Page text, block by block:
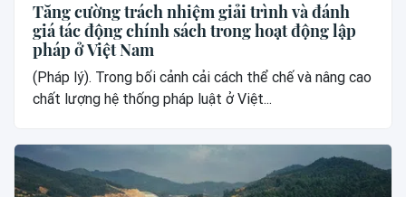
Tăng cường trách nhiệm giải trình và đánh
giá tác động chính sách trong hoạt động lập
pháp ở Việt Nam
(Pháp lý). Trong bối cảnh cải cách thể chế và nâng cao
chất lượng hệ thống pháp luật ở Việt...